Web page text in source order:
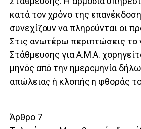
κατά τον χρόνο της
συνεχίζουν να πληρούνται οι
Στις ανωτέρω περιπτώσεις το
Στάθμευσης για Α.Μ.Α.
μηνός από την ημερομηνία
απώλειας ή κλοπής ή φθοράς
Άρθρο 7